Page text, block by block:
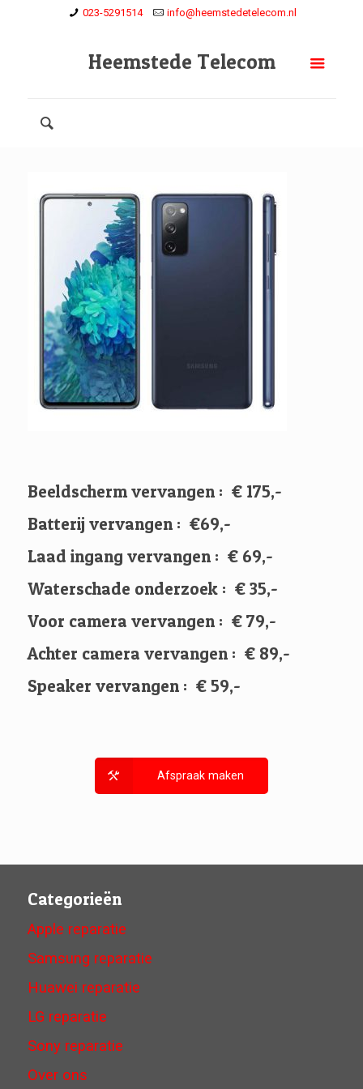
023-5291514 info@heemstedetelecom.nl
Heemstede Telecom
Beeldscherm vervangen : € 175,-
Batterij vervangen : €69,-
Laad ingang vervangen : € 69,-
Waterschade onderzoek : € 35,-
Voor camera vervangen : € 79,-
Achter camera vervangen : € 89,-
Speaker vervangen : € 59,-
Afspraak maken
Categorieën
Apple reparatie
Samsung reparatie
Huawei reparatie
LG reparatie
Sony reparatie
Over ons